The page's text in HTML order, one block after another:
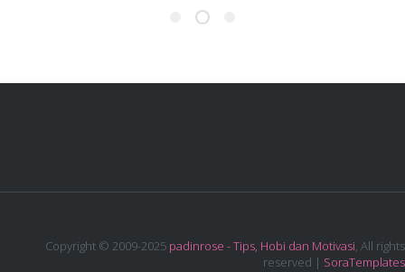
Copyright © 2009-2025 padinrose - Tips, Hobi dan Motivasi, All rights
reserved | SoraTemplates